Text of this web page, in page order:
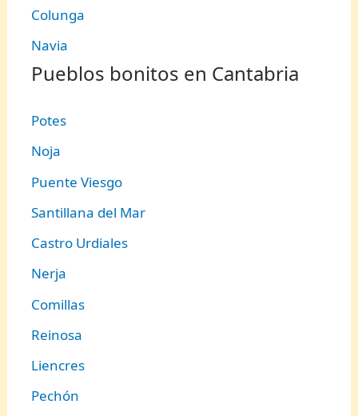
Colunga
Navia
Pueblos bonitos en Cantabria
Potes
Noja
Puente Viesgo
Santillana del Mar
Castro Urdiales
Nerja
Comillas
Reinosa
Liencres
Pechón